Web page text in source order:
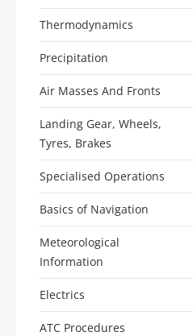
Thermodynamics
Precipitation
Air Masses And Fronts
Landing Gear, Wheels,
Tyres, Brakes
Specialised Operations
Basics of Navigation
Meteorological
Information
Electrics
ATC Procedures